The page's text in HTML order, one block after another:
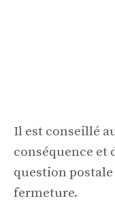
Il est conseillé
conséquence et
question
fermeture.